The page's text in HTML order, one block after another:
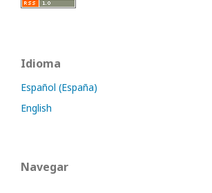
Idioma
Español (España)
English
Navegar